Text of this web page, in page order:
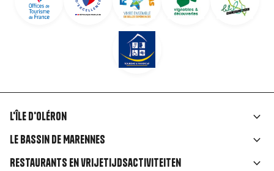
Liens
rubriques
L'île d'Oléron
Le Bassin de Marennes
Restaurants en vrijetijdsactiviteiten